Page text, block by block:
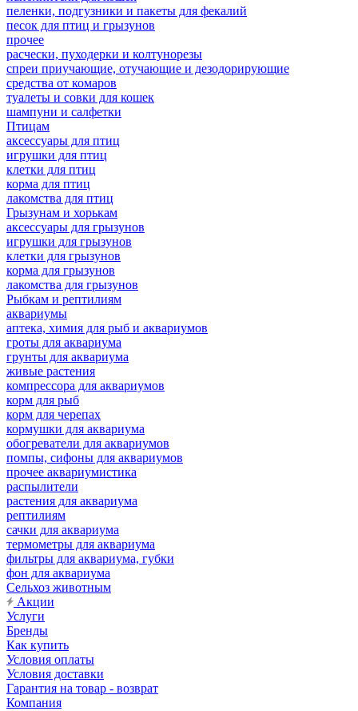
пеленки, подгузники и пакеты для фекалий
песок для птиц и грызунов
прочее
расчески, пуходерки и колтунорезы
спреи приучающие, отучающие и дезодорирующие
средства от комаров
туалеты и совки для кошек
шампуни и салфетки
Птицам
аксессуары для птиц
игрушки для птиц
клетки для птиц
корма для птиц
лакомства для птиц
Грызунам и хорькам
аксессуары для грызунов
игрушки для грызунов
клетки для грызунов
корма для грызунов
лакомства для грызунов
Рыбкам и рептилиям
аквариумы
аптека, химия для рыб и аквариумов
гроты для аквариума
грунты для аквариума
живые растения
компрессора для аквариумов
корм для рыб
корм для черепах
кормушки для аквариума
обогреватели для аквариумов
помпы, сифоны для аквариумов
прочее аквариумистика
распылители
растения для аквариума
рептилиям
сачки для аквариума
термометры для аквариума
фильтры для аквариума, губки
фон для аквариума
Сельхоз животным
Акции
Услуги
Бренды
Как купить
Условия оплаты
Условия доставки
Гарантия на товар - возврат
Компания